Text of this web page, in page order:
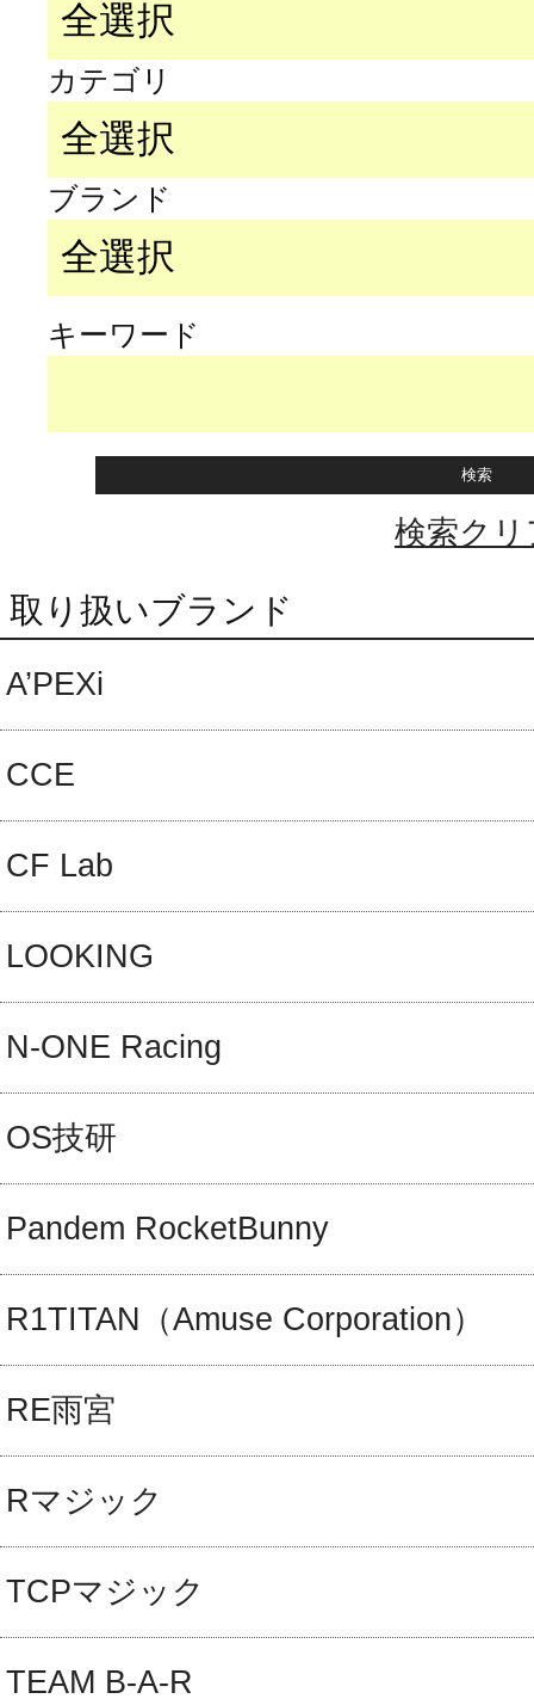
カテゴリ
ブランド
キーワード
検索クリ
取り扱いブランド
A’PEXi
CCE
CF Lab
LOOKING
N-ONE Racing
OS技研
Pandem RocketBunny
R1TITAN（Amuse Corporation）
RE雨宮
Rマジック
TCPマジック
TEAM B-A-R